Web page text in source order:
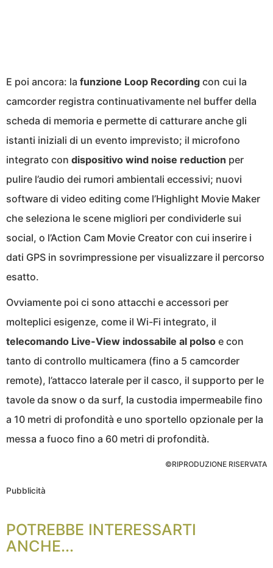
E poi ancora: la funzione Loop Recording con cui la
camcorder registra continuativamente nel buffer della
scheda di memoria e permette di catturare anche gli
istanti iniziali di un evento imprevisto; il microfono
integrato con dispositivo wind noise reduction per
pulire l’audio dei rumori ambientali eccessivi; nuovi
software di video editing come l’Highlight Movie Maker
che seleziona le scene migliori per condividerle sui
social, o l’Action Cam Movie Creator con cui inserire i
dati GPS in sovrimpressione per visualizzare il percorso
esatto.
Ovviamente poi ci sono attacchi e accessori per
molteplici esigenze, come il Wi-Fi integrato, il
telecomando Live-View indossabile al polso e con
tanto di controllo multicamera (fino a 5 camcorder
remote), l’attacco laterale per il casco, il supporto per le
tavole da snow o da surf, la custodia impermeabile fino
a 10 metri di profondità e uno sportello opzionale per la
messa a fuoco fino a 60 metri di profondità.
©RIPRODUZIONE RISERVATA
Pubblicità
POTREBBE INTERESSARTI
ANCHE...